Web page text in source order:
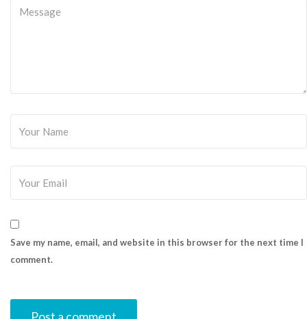
Save my name, email, and website in this browser for the next time I
comment.